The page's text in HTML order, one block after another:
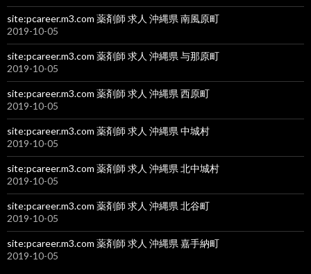
site:pcareer.m3.com 薬剤師 求人 沖縄県 南風原町
2019-10-05
site:pcareer.m3.com 薬剤師 求人 沖縄県 与那原町
2019-10-05
site:pcareer.m3.com 薬剤師 求人 沖縄県 西原町
2019-10-05
site:pcareer.m3.com 薬剤師 求人 沖縄県 中城村
2019-10-05
site:pcareer.m3.com 薬剤師 求人 沖縄県 北中城村
2019-10-05
site:pcareer.m3.com 薬剤師 求人 沖縄県 北谷町
2019-10-05
site:pcareer.m3.com 薬剤師 求人 沖縄県 嘉手納町
2019-10-05